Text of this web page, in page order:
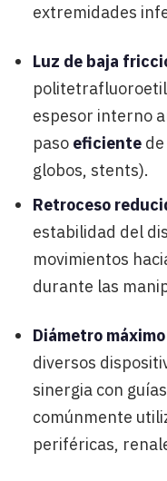
extremidades
Luz de baja
espesor interno
paso eficiente
globos, stents).
Retroceso
estabilidad del
movimientos
durante las
Diámetro
diversos
sinergia con
comúnmente
periféricas,